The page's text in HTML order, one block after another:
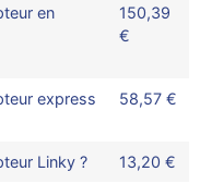
en
150,39
€
express
58,57 €
Linky ? 13,20 €